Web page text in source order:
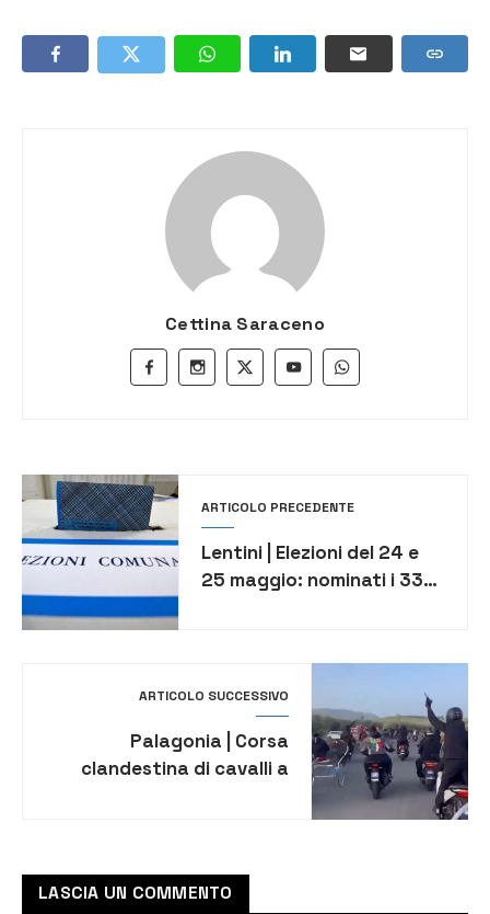
Cettina Saraceno
ARTICOLO PRECEDENTE
Lentini | Elezioni del 24 e
25 maggio: nominati i 33
ARTICOLO SUCCESSIVO
Palagonia | Corsa
clandestina di cavalli a
LASCIA UN COMMENTO